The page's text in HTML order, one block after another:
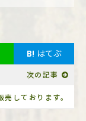
B! はてぶ
次の記事
売しております。